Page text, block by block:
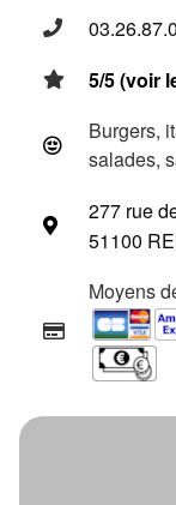
5/5 (voir
Burgers,
salades,
277 rue
51100
Moyens